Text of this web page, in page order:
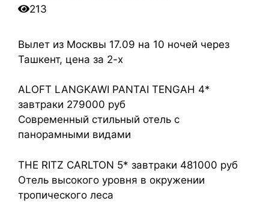
213
Вылет из Москвы 17.09 на 10 ночей через
Ташкент, цена за 2-х
ALOFT LANGKAWI PANTAI TENGAH 4*
завтраки 279000 руб
Современный стильный отель с
панорамными видами
THE RITZ CARLTON 5* завтраки 481000 руб
Отель высокого уровня в окружении
тропического леса